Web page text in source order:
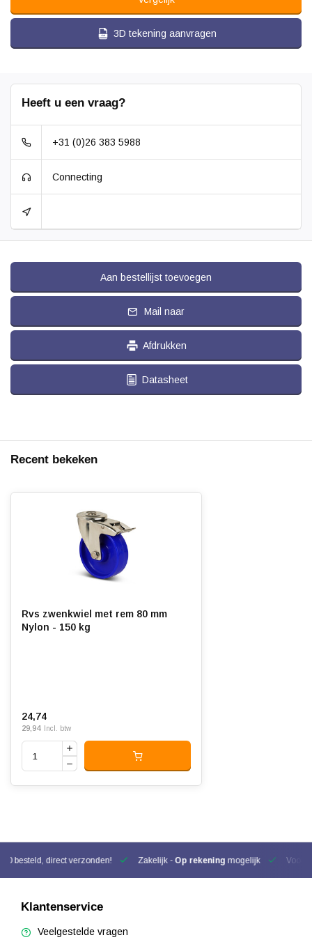
3D tekening aanvragen
Heeft u een vraag?
+31 (0)26 383 5988
Connecting
Aan bestellijst toevoegen
Mail naar
Afdrukken
Datasheet
Recent bekeken
Rvs zwenkwiel met rem 80 mm
Nylon - 150 kg
24,74
29,94 Incl. btw
besteld, direct verzonden! Zakelijk - Op rekening mogelijk Voor
Klantenservice
Veelgestelde vragen